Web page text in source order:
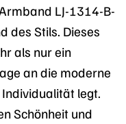
LJ-1314-B-
des Stils. Dieses
als nur ein
an die moderne
legt.
Schönheit und